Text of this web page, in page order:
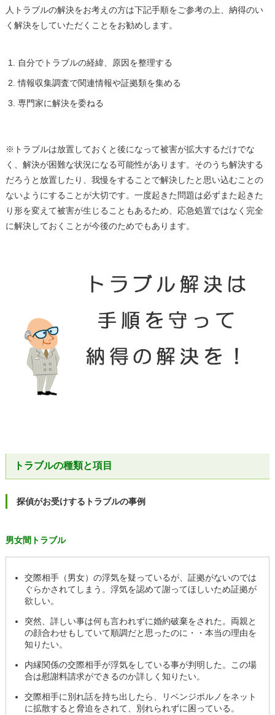
人トラブルの解決をお考えの方は下記手順をご参考の上、納得のい
く解決をしていただくことをお勧めします。
自分でトラブルの経緯、原因を整理する
情報収集調査で関連情報や証拠類を集める
専門家に解決を委ねる
※トラブルは放置しておくと後になって被害が拡大するだけでな
く、解決が困難な状況になる可能性があります。そのうち解決する
だろうと放置したり、我慢をすることで解決したと思い込むことの
ないようにすることが大切です。一度起きた問題は必ずまた起きた
り形を変えて被害が生じることもあるため、応急処置ではなく完全
に解決しておくことが今後のためでもあります。
トラブルの種類と項目
探偵がお受けするトラブルの事例
男女間トラブル
交際相手（男女）の浮気を疑っているが、証拠がないのでは
ぐらかされてしまう。浮気を認めて謝ってほしいため証拠が
欲しい。
突然、詳しい事は何も言われずに婚約破棄をされた。両親と
の顔合わせもしていて順調だと思ったのに・・本当の理由を
知りたい。
内縁関係の交際相手が浮気をしている事が判明した。この場
合は慰謝料請求ができるのか詳しく知りたい。
交際相手に別れ話を持ち出したら、リベンジポルノをネット
に拡散すると脅迫をされて、別れられずに困っている。